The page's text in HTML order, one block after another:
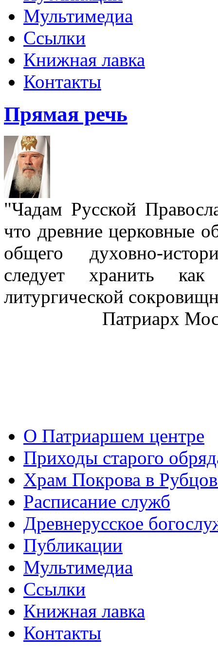
Мультимедиа
Ссылки
Книжная лавка
Контакты
Прямая речь
"Чадам Русской
что древние церковные
общего духовно-
следует хранить
литургической
Патриарх
О Патриаршем центре
Приходы старого
Храм Покрова в
Расписание служб
Древнерусское
Публикации
Мультимедиа
Ссылки
Книжная лавка
Контакты